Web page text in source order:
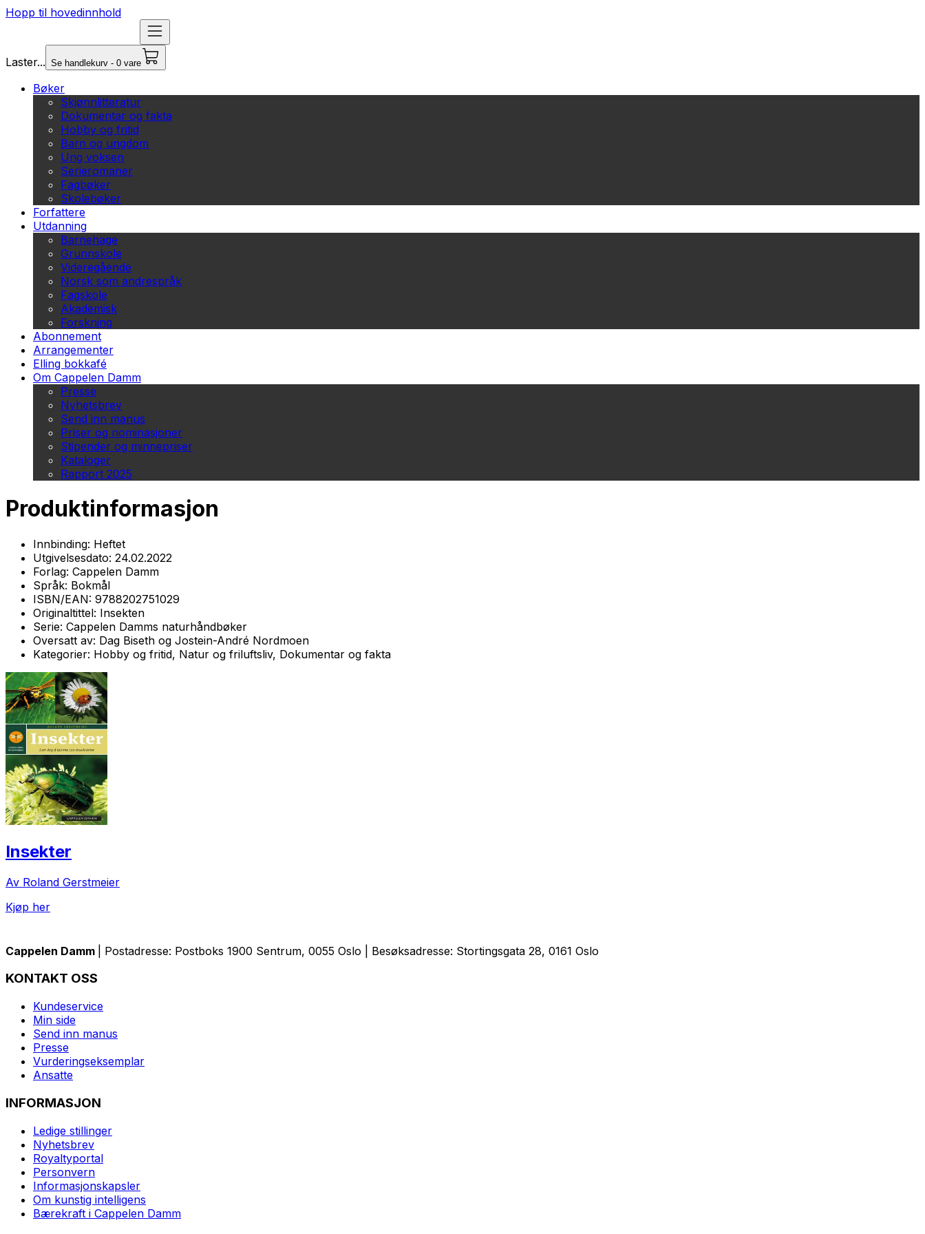
Hopp til hovedinnhold
Laster... Se handlekurv - 0 vare
Bøker
Skjønnlitteratur
Dokumentar og fakta
Hobby og fritid
Barn og ungdom
Ung voksen
Serieromaner
Fagbøker
Skolebøker
Forfattere
Utdanning
Barnehage
Grunnskole
Videregående
Norsk som andrespråk
Fagskole
Akademisk
Forskning
Abonnement
Arrangementer
Elling bokkafé
Om Cappelen Damm
Presse
Nyhetsbrev
Send inn manus
Priser og nominasjoner
Stipender og minnepriser
Kataloger
Rapport 2025
Produktinformasjon
Innbinding: Heftet
Utgivelsesdato: 24.02.2022
Forlag: Cappelen Damm
Språk: Bokmål
ISBN/EAN: 9788202751029
Originaltittel: Insekten
Serie: Cappelen Damms naturhåndbøker
Oversatt av: Dag Biseth og Jostein-André Nordmoen
Kategorier: Hobby og fritid, Natur og friluftsliv, Dokumentar og fakta
Insekter
Av Roland Gerstmeier
Kjøp her
Cappelen Damm | Postadresse: Postboks 1900 Sentrum, 0055 Oslo | Besøksadresse: Stortingsgata 28, 0161 Oslo
KONTAKT OSS
Kundeservice
Min side
Send inn manus
Presse
Vurderingseksemplar
Ansatte
INFORMASJON
Ledige stillinger
Nyhetsbrev
Royaltyportal
Personvern
Informasjonskapsler
Om kunstig intelligens
Bærekraft i Cappelen Damm